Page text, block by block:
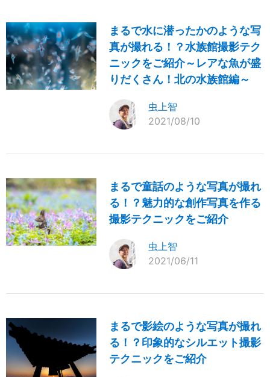
まるで水に潜ったかのような写
真が撮れる！？水族館撮影テク
ニックをご紹介～レアな魚が盛
りだくさん！北の水族館編～
虫上智
2021/08/10
まるで童話のような写真が撮れ
る！？魅力的な創作写真を作る
撮影テクニックをご紹介
虫上智
2021/06/11
まるで影絵のような写真が撮れ
る！？印象的なシルエット撮影
テクニックをご紹介